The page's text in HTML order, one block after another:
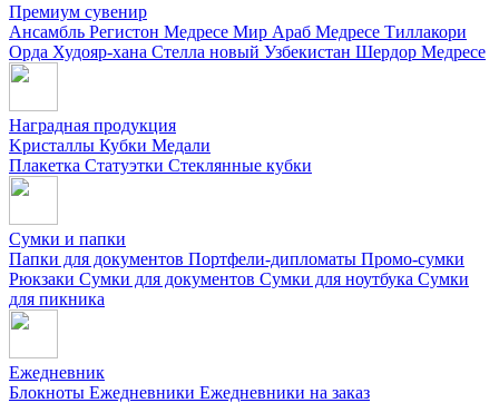
Премиум сувенир
Ансамбль Регистон Медресе Мир Араб Медресе Тиллакори
Орда Худояр-хана Стелла новый Узбекистан Шердор Медресе
Наградная продукция
Kристаллы Кубки Медали
Плакетка Статуэтки Стеклянные кубки
Сумки и папки
Папки для документов Портфели-дипломаты Промо-сумки
Рюкзаки Сумки для документов Сумки для ноутбука Сумки
для пикника
Ежедневник
Блокноты Ежедневники Ежедневники на заказ